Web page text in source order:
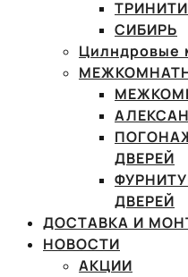
ТРИНИТИ
СИБИРЬ
Цилндровые
ДВЕРЕЙ
ДВЕРЕЙ
ДОСТАВКА И
НОВОСТИ
АКЦИИ